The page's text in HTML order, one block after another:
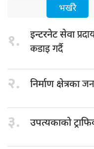
भर्खरै
१. इन्टरनेट सेवा
कडाइ गर्दै
२. निर्माण क्षेत्रका
३. उपत्यकाको